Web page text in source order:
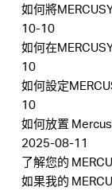
如何將
10-10
如何在
10
如何設定
10
如何放置
2025-08-11
了解您的
如果我的